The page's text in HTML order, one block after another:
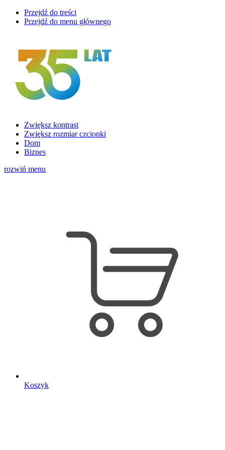
Przejdź do treści
Przejdź do menu głównego
Zwiększ kontrast
Zwiększ rozmiar czcionki
Dom
Biznes
rozwiń menu
Koszyk